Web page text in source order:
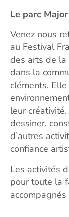
Le parc
Venez nous
au Festival
des arts de la
dans la
cléments.
leur
dessiner,
d’autres
confiance
Les activités
pour toute la
accompagnés